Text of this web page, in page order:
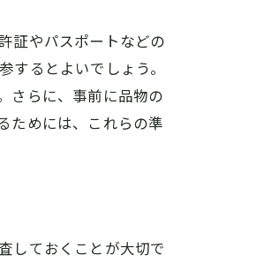
証やパスポートなどの
るとよいでしょう。
さらに、事前に品物の
ためには、これらの準
しておくことが大切で